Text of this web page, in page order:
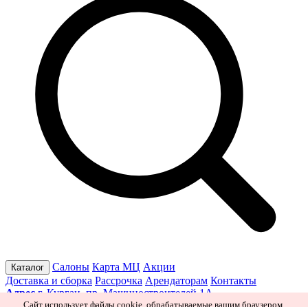
Каталог Салоны Карта МЦ Акции
Доставка и сборка Рассрочка Арендаторам Контакты
Адрес г. Курган, пр. Машиностроителей 1А
Сайт использует файлы cookie, обрабатываемые вашим браузером.